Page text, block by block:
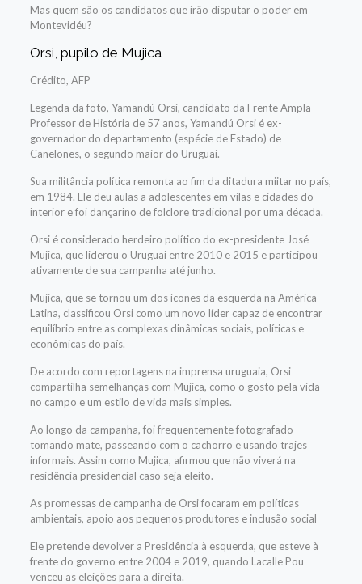
Mas quem são os candidatos que irão disputar o poder em
Montevidéu?
Orsi, pupilo de Mujica
Crédito, AFP
Legenda da foto, Yamandú Orsi, candidato da Frente Ampla
Professor de História de 57 anos, Yamandú Orsi é ex-
governador do departamento (espécie de Estado) de
Canelones, o segundo maior do Uruguai.
Sua militância política remonta ao fim da ditadura miitar no país,
em 1984. Ele deu aulas a adolescentes em vilas e cidades do
interior e foi dançarino de folclore tradicional por uma década.
Orsi é considerado herdeiro político do ex-presidente José
Mujica, que liderou o Uruguai entre 2010 e 2015 e participou
ativamente de sua campanha até junho.
Mujica, que se tornou um dos ícones da esquerda na América
Latina, classificou Orsi como um novo líder capaz de encontrar
equilíbrio entre as complexas dinâmicas sociais, políticas e
econômicas do país.
De acordo com reportagens na imprensa uruguaia, Orsi
compartilha semelhanças com Mujica, como o gosto pela vida
no campo e um estilo de vida mais simples.
Ao longo da campanha, foi frequentemente fotografado
tomando mate, passeando com o cachorro e usando trajes
informais. Assim como Mujica, afirmou que não viverá na
residência presidencial caso seja eleito.
As promessas de campanha de Orsi focaram em políticas
ambientais, apoio aos pequenos produtores e inclusão social
Ele pretende devolver a Presidência à esquerda, que esteve à
frente do governo entre 2004 e 2019, quando Lacalle Pou
venceu as eleições para a direita.